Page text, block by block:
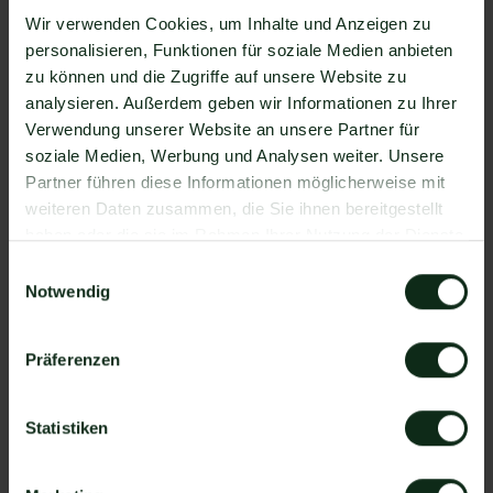
Wir verwenden Cookies, um Inhalte und Anzeigen zu
personalisieren, Funktionen für soziale Medien anbieten
zu können und die Zugriffe auf unsere Website zu
analysieren. Außerdem geben wir Informationen zu Ihrer
Verwendung unserer Website an unsere Partner für
soziale Medien, Werbung und Analysen weiter. Unsere
Partner führen diese Informationen möglicherweise mit
weiteren Daten zusammen, die Sie ihnen bereitgestellt
Notwendig
Präferenzen
Statistiken
Verfügung, die Sie mit WhatsApp verbinden
können. Darunter ist natürlich auch Common
Room !
Da der Einrichtungsprozess der Integration je nach
dem Anbieter der WhatsApp API Schnittstelle
differenziert, gibt es keine allgemein gültige
Anleitung. Wir zeigen Ihnen im Folgenden, wie die
So funktioniert die Integration von
Schritt 1: Zapier Konto erstellen, Common Room
Schritt 2: Eine der Apps (Common Room oder